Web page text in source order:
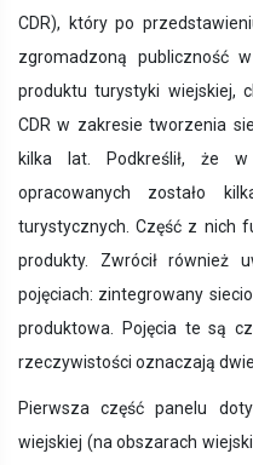
CDR), który po
zgromadzoną publiczność
produktu turystyki wiejskiej,
CDR w zakresie tworzenia
kilka lat. Podkreślił, że
opracowanych zostało
turystycznych. Część z nich
produkty. Zwrócił również
pojęciach: zintegrowany
produktowa. Pojęcia te są
rzeczywistości oznaczają dwie
Pierwsza część panelu
wiejskiej (na obszarach